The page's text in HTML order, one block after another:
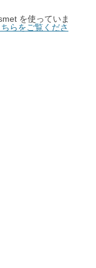
を使っていま
らをご覧くださ